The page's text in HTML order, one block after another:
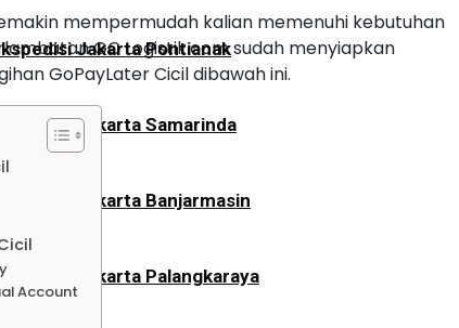
Jakarta Pontianak
Ekspedisi Jakarta Samarinda
Ekspedisi Jakarta Banjarmasin
Jakarta Palangkaraya
mempermudah kalian memenuhi kebutuhan
GC Logistik.com sudah menyiapkan
GoPayLater Cicil dibawah ini.
Account